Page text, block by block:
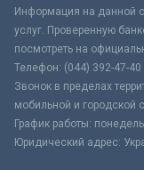
Информация на данной
услуг. Проверенную
посмотреть на
Телефон: (044) 392-47-40
Звонок в пределах
мобильной и городской
График работы:
Юридический адрес: